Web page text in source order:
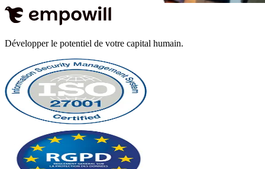
Développer le potentiel de votre capital humain.